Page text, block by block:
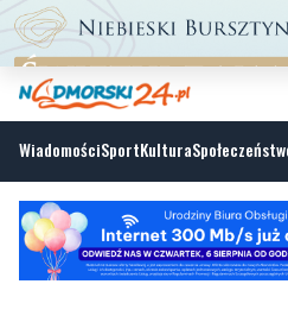
WiadomościSportKultura
Zaginęła